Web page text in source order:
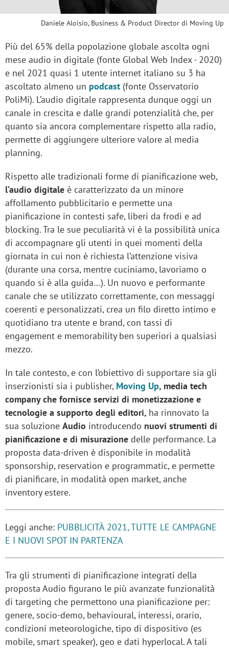
Daniele Aloisio, Business & Product Director di Moving Up
Più del 65% della popolazione globale ascolta ogni
mese audio in digitale (fonte Global Web Index - 2020)
e nel 2021 quasi 1 utente internet italiano su 3 ha
ascoltato almeno un podcast (fonte Osservatorio
PoliMi). L’audio digitale rappresenta dunque oggi un
canale in crescita e dalle grandi potenzialità che, per
quanto sia ancora complementare rispetto alla radio,
permette di aggiungere ulteriore valore al media
planning.
Rispetto alle tradizionali forme di pianificazione web,
l’audio digitale è caratterizzato da un minore
affollamento pubblicitario e permette una
pianificazione in contesti safe, liberi da frodi e ad
blocking. Tra le sue peculiarità vi è la possibilità unica
di accompagnare gli utenti in quei momenti della
giornata in cui non è richiesta l’attenzione visiva
(durante una corsa, mentre cuciniamo, lavoriamo o
quando si è alla guida…). Un nuovo e performante
canale che se utilizzato correttamente, con messaggi
coerenti e personalizzati, crea un filo diretto intimo e
quotidiano tra utente e brand, con tassi di
engagement e memorability ben superiori a qualsiasi
mezzo.
In tale contesto, e con l’obiettivo di supportare sia gli
inserzionisti sia i publisher, Moving Up, media tech
company che fornisce servizi di monetizzazione e
tecnologie a supporto degli editori, ha rinnovato la
sua soluzione Audio introducendo nuovi strumenti di
pianificazione e di misurazione delle performance. La
proposta data-driven è disponibile in modalità
sponsorship, reservation e programmatic, e permette
di pianificare, in modalità open market, anche
inventory estere.
Leggi anche: PUBBLICITÀ 2021, TUTTE LE CAMPAGNE
E I NUOVI SPOT IN PARTENZA
Tra gli strumenti di pianificazione integrati della
proposta Audio figurano le più avanzate funzionalità
di targeting che permettono una pianificazione per:
genere, socio-demo, behavioural, interessi, orario,
condizioni meteorologiche, tipo di dispositivo (es
mobile, smart speaker), geo e dati hyperlocal. A tali